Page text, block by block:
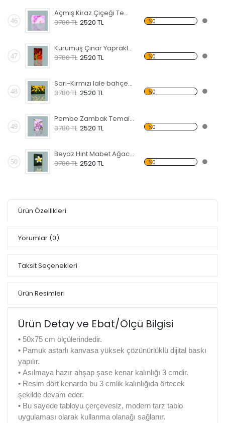
46
Açmış Kiraz Çiçeği Temalı Kanvas Tablo
3780 TL 2520 TL %0
47
Kurumuş Çınar Yaprakları Temalı Kanvas Tablo
3780 TL 2520 TL %0
48
Sarı-Kırmızı lale bahçesi Kanvas Tablo
3780 TL 2520 TL %0
49
Pembe Zambak Temalı Kanvas Tablo
3780 TL 2520 TL %0
50
Beyaz Hint Mabet Ağacı Kanvas Tablo
3780 TL 2520 TL %0
Ürün Özellikleri
Yorumlar (0)
Taksit Seçenekleri
Ürün Resimleri
Ürün Detay ve Ebat/Ölçü Bilgisi
• 50x75 cm ölçülerindedir.
• Pamuk astarlı kanvasa yüksek çözünürlüklü dijital baskı
yapılır.
• Asılmaya hazır ahşap şase kenar kalınlığı 3 cmdir.
• Resim dört kenarda bu 3 cmlik kalınlığıda örtecek
şekilde devam eder.
• Bu sayede tabloyu çerçevesiz, modern tarz tablo
uygulaması olarak kullanma olanağı sağlanır.